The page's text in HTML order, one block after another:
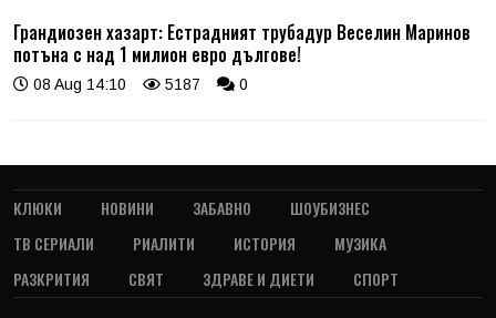
Грандиозен хазарт: Естрадният трубадур Веселин Маринов
потъна с над 1 милион евро дългове!
08 Aug 14:10 5187 0
КЛЮКИ НОВИНИ ЗАБАВНО
ШОУБИЗНЕС
ТВ СЕРИАЛИ
РИАЛИТИ ИСТОРИЯ
МУЗИКА
РАЗКРИТИЯ
СВЯТ ЗДРАВЕ И ДИЕТИ СПОРТ